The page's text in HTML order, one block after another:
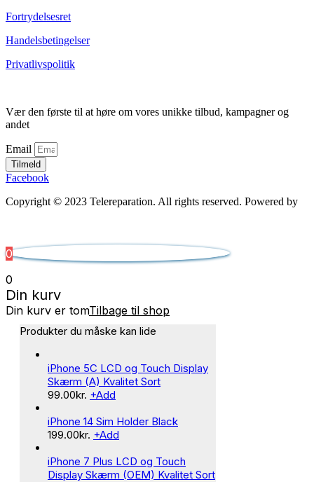
Fortrydelsesret
Handelsbetingelser
Privatlivspolitik
Vær den første til at høre om vores unikke tilbud, kampagner og
andet
Email
Tilmeld
Facebook
Copyright © 2023 Telereparation. All rights reserved. Powered by
0
0
Din kurv
Din kurv er tomTilbage til shop
Produkter du måske kan lide
iPhone 5C LCD og Touch Display
Skærm (A) Kvalitet Sort
99.00kr. +Add
iPhone 14 Sim Holder Black
199.00kr. +Add
iPhone 7 Plus LCD og Touch
Display Skærm (OEM) Kvalitet Sort